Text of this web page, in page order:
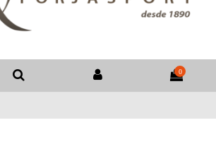
0